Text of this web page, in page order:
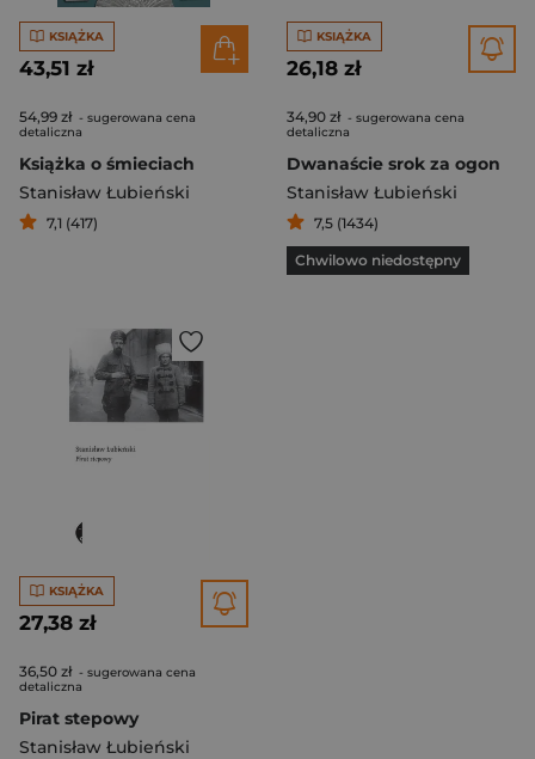
KSIĄŻKA
43,51 zł
54,99 zł - sugerowana cena
detaliczna
Książka o śmieciach
Stanisław Łubieński
7,1 (417)
KSIĄŻKA
26,18 zł
34,90 zł - sugerowana cena
detaliczna
Dwanaście srok za ogon
Stanisław Łubieński
7,5 (1434)
Chwilowo niedostępny
KSIĄŻKA
27,38 zł
36,50 zł - sugerowana cena
detaliczna
Pirat stepowy
Stanisław Łubieński